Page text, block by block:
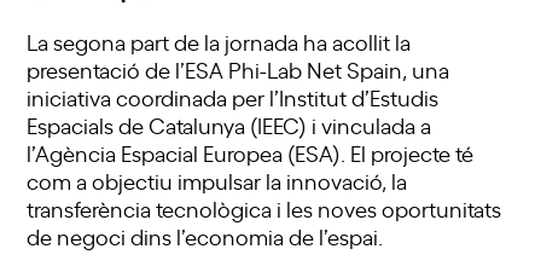
La segona part de la jornada ha acollit la
presentació de l’ESA Phi-Lab Net Spain, una
iniciativa coordinada per l’Institut d’Estudis
Espacials de Catalunya (IEEC) i vinculada a
l’Agència Espacial Europea (ESA). El projecte té
com a objectiu impulsar la innovació, la
transferència tecnològica i les noves oportunitats
de negoci dins l’economia de l’espai.